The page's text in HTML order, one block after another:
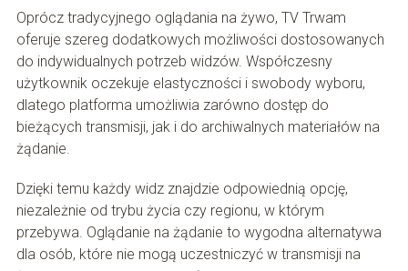
Oprócz tradycyjnego oglądania na żywo, TV Trwam
oferuje szereg dodatkowych możliwości dostosowanych
do indywidualnych potrzeb widzów. Współczesny
użytkownik oczekuje elastyczności i swobody wyboru,
dlatego platforma umożliwia zarówno dostęp do
bieżących transmisji, jak i do archiwalnych materiałów na
żądanie.
Dzięki temu każdy widz znajdzie odpowiednią opcję,
niezależnie od trybu życia czy regionu, w którym
przebywa. Oglądanie na żądanie to wygodna alternatywa
dla osób, które nie mogą uczestniczyć w transmisji na